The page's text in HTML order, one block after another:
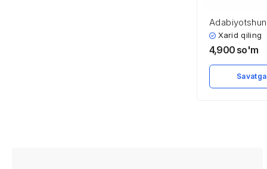
adabiyot
Xarid qiling
4,900 so'm